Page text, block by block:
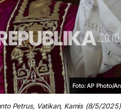
Foto: AP Photo/
Petrus, Vatikan, Kamis (8/5/